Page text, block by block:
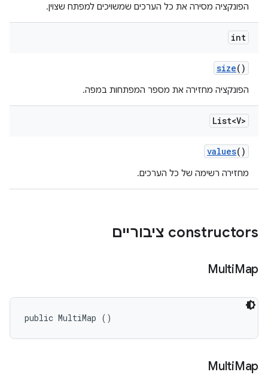
הפונקציה מסירה את כל הערכים שמשויכים למפתח שצוין.
int
size()
הפונקציה מחזירה את מספר המפתחות במפה.
List<V>
values()
מחזירה רשימה של כל הערכים.
‫constructors ציבוריים
MultiMap
public MultiMap ()
MultiMap